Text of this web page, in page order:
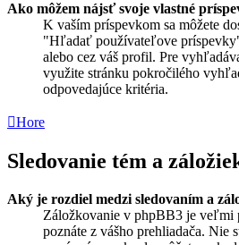
Ako môžem nájsť svoje vlastné
K vaším príspevkom sa môžete
"Hľadať používateľove
alebo cez váš profil. Pre
využite stránku pokročilého
odpovedajúce kritéria.
Hore
Sledovanie tém a
Aký je rozdiel medzi sledovaním a
Záložkovanie v phpBB3 je veľmi
poznáte z vášho prehliadača. Nie